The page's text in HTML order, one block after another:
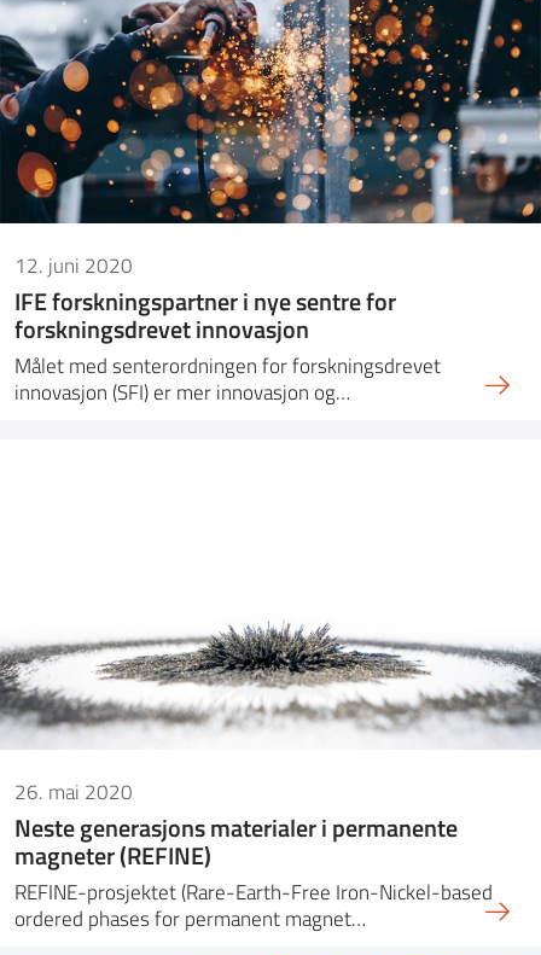
12. juni 2020
IFE forskningspartner i nye sentre for
forskningsdrevet innovasjon
Målet med senterordningen for forskningsdrevet
innovasjon (SFI) er mer innovasjon og…
26. mai 2020
Neste generasjons materialer i permanente
magneter (REFINE)
REFINE-prosjektet (Rare-Earth-Free Iron-Nickel-based
ordered phases for permanent magnet…